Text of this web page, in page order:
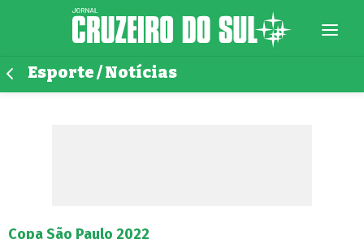
Esporte / Notícias
Copa São Paulo 2022